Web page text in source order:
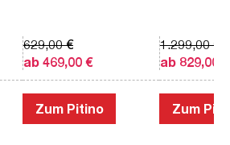
ab 469,00 €
629,00 €
Zum Pitino
ab 829,00 €
1.299,00 €
Zum